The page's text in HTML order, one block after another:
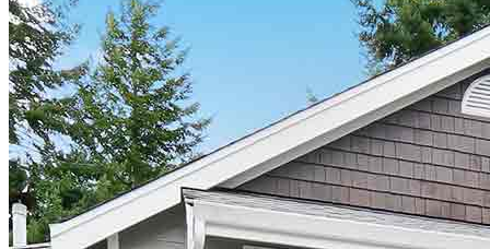
¿Listo para comenzar?
Dé el primer paso hacia el logro de sus metas financieras: ¡solicite
ahora para comenzar!